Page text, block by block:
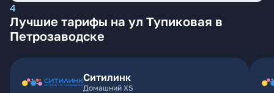
4
Лучшие тарифы на ул Тупиковая в
Петрозаводске
Ситилинк
Домашний XS